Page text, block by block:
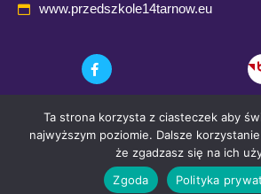
www.przedszkole14tarnow.eu
Ta strona korzysta z ciasteczek aby
najwyższym poziomie. Dalsze
że zgadzasz się na ich
Zgoda
Polityka